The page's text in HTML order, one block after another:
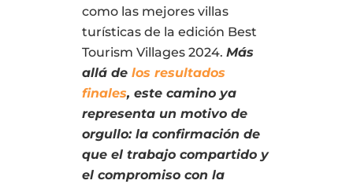
como las mejores villas
turísticas de la edición Best
Tourism Villages 2024. Más
allá de los resultados
finales, este camino ya
representa un motivo de
orgullo: la confirmación de
que el trabajo compartido y
el compromiso con la